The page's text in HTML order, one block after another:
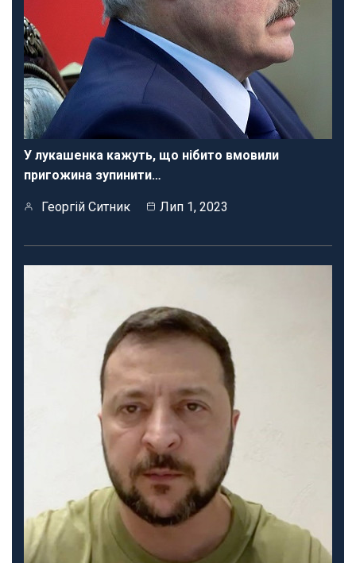
У лукашенка кажуть, що нібито вмовили
пригожина зупинити…
Георгій Ситник Лип 1, 2023